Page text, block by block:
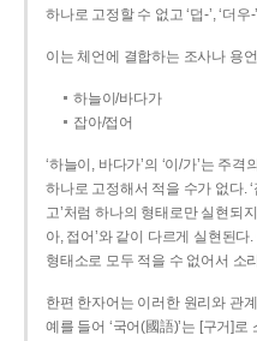
하나로 고정할 수 없고 ‘덥-’, ‘더
이는 체언에 결합하는 조사나 용
하늘이/바다가
잡아/접어
‘하늘이, 바다가’의 ‘이/가’는 주
하나로 고정해서 적을 수가 없다. ‘
고’처럼 하나의 형태로만 실현되
아, 접어’와 같이 다르게 실현된
형태소로 모두 적을 수 없어서 소
한편 한자어는 이러한 원리와 관
예를 들어 ‘국어(國語)’는 [구거]로